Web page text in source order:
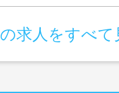
求人をすべて